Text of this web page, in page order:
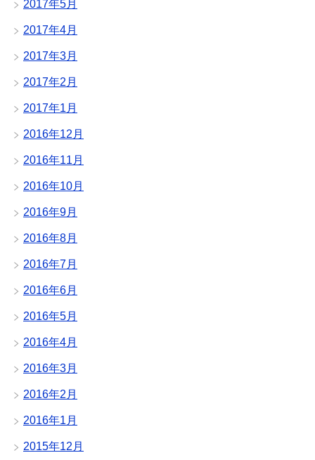
2017年5月
2017年4月
2017年3月
2017年2月
2017年1月
2016年12月
2016年11月
2016年10月
2016年9月
2016年8月
2016年7月
2016年6月
2016年5月
2016年4月
2016年3月
2016年2月
2016年1月
2015年12月